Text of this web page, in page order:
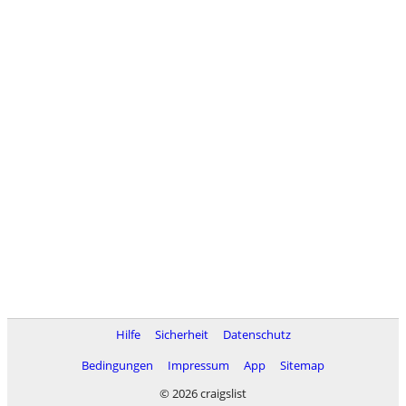
Hilfe Sicherheit
Datenschutz
Bedingungen
Impressum App
Sitemap
© 2026 craigslist